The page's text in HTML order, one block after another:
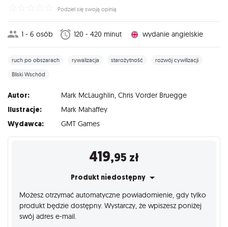
Podziel się swoją opinią
1 - 6 osób 120 - 420 minut wydanie angielskie
ruch po obszarach rywalizacja starożytność
rozwój cywilizacji
Bliski Wschód
Autor: Mark McLaughlin, Chris Vorder Bruegge
Ilustracje: Mark Mahaffey
Wydawca: GMT Games
419,95 zł
Produkt niedostępny
Możesz otrzymać automatyczne powiadomienie, gdy tylko
produkt będzie dostępny. Wystarczy, że wpiszesz poniżej
swój adres e-mail.